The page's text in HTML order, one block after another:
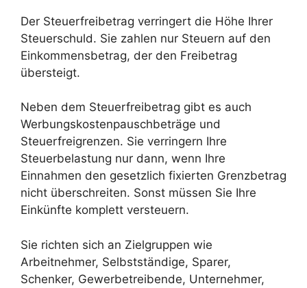
Der Steuerfreibetrag verringert die Höhe Ihrer
Steuerschuld. Sie zahlen nur Steuern auf den
Einkommensbetrag, der den Freibetrag
übersteigt.
Neben dem Steuerfreibetrag gibt es auch
Werbungskostenpauschbeträge und
Steuerfreigrenzen. Sie verringern Ihre
Steuerbelastung nur dann, wenn Ihre
Einnahmen den gesetzlich fixierten Grenzbetrag
nicht überschreiten. Sonst müssen Sie Ihre
Einkünfte komplett versteuern.
Sie richten sich an Zielgruppen wie
Arbeitnehmer, Selbstständige, Sparer,
Schenker, Gewerbetreibende, Unternehmer,